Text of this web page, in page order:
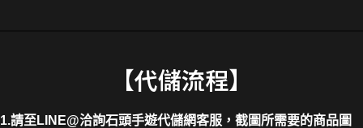
【代儲流程】
1.請至LINE@洽詢石頭手遊代儲網客服，截圖所需要的商品圖